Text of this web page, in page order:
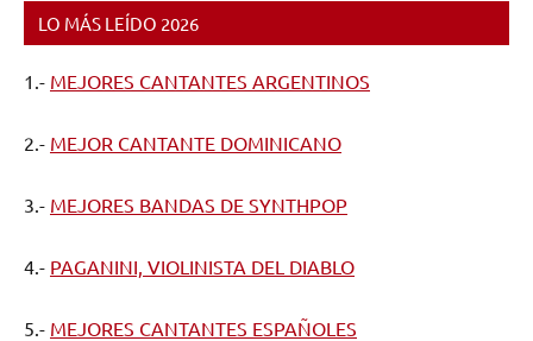
LO MÁS LEÍDO 2026
1.- MEJORES CANTANTES ARGENTINOS
2.- MEJOR CANTANTE DOMINICANO
3.- MEJORES BANDAS DE SYNTHPOP
4.- PAGANINI, VIOLINISTA DEL DIABLO
5.- MEJORES CANTANTES ESPAÑOLES